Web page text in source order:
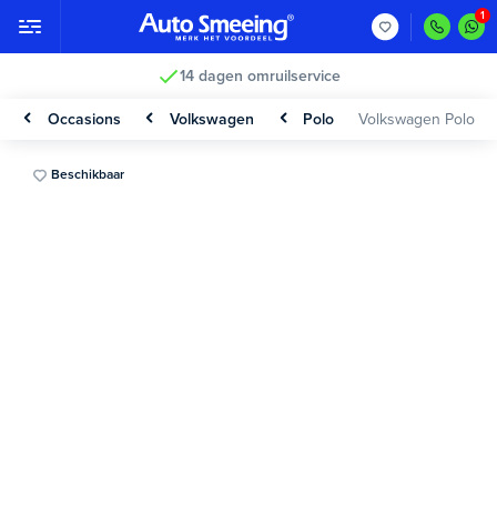
14 dagen omruilservice
Occasions Volkswagen Polo Volkswagen Polo
Beschikbaar